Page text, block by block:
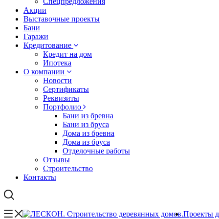
Акции
Выставочные проекты
Бани
Гаражи
Кредитование
Кредит на дом
Ипотека
О компании
Новости
Сертификаты
Реквизиты
Портфолио
Бани из бревна
Бани из бруса
Дома из бревна
Дома из бруса
Отделочные работы
Отзывы
Строительство
Контакты
Проекты